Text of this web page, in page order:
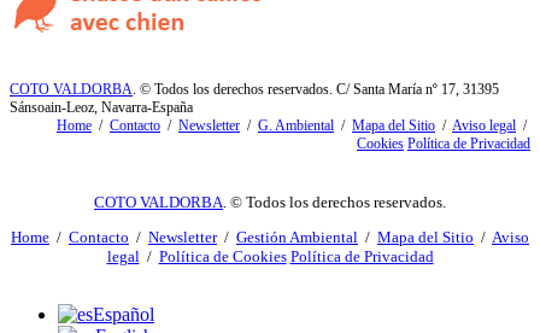
COTO VALDORBA . © Todos los derechos reservados. C/ Santa María nº 17, 31395
Sánsoain-Leoz, Navarra-España
Home / Contacto / Newsletter / G. Ambiental / Mapa del Sitio / Aviso legal /
Cookies Política de Privacidad
COTO VALDORBA . © Todos los derechos reservados.
Home / Contacto / Newsletter/ Gestión Ambiental / Mapa del Sitio / Aviso
legal / Política de Cookies Política de Privacidad
Español